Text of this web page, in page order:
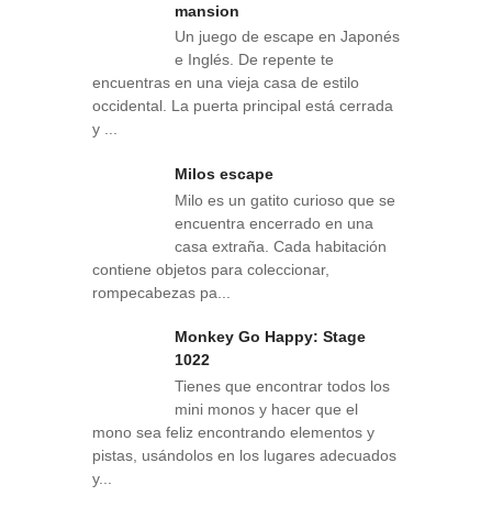
mansion
Un juego de escape en Japonés
e Inglés. De repente te
encuentras en una vieja casa de estilo
occidental. La puerta principal está cerrada
y ...
Milos escape
Milo es un gatito curioso que se
encuentra encerrado en una
casa extraña. Cada habitación
contiene objetos para coleccionar,
rompecabezas pa...
Monkey Go Happy: Stage
1022
Tienes que encontrar todos los
mini monos y hacer que el
mono sea feliz encontrando elementos y
pistas, usándolos en los lugares adecuados
y...